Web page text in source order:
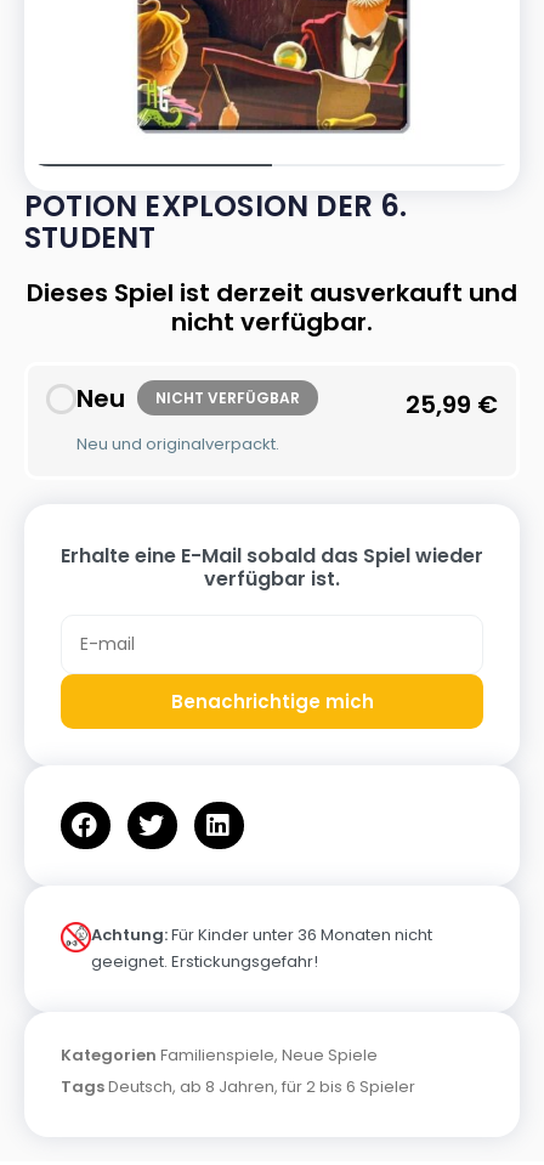
POTION EXPLOSION DER 6.
STUDENT
Dieses Spiel ist derzeit ausverkauft und
nicht verfügbar.
Neu NICHT VERFÜGBAR
Neu und originalverpackt.
25,99 €
Erhalte eine E-Mail sobald das Spiel wieder
verfügbar ist.
Benachrichtige mich
Achtung:Für Kinder unter 36 Monaten nicht
geeignet. Erstickungsgefahr!
Kategorien Familienspiele, Neue Spiele
TagsDeutsch, ab 8 Jahren, für 2 bis 6 Spieler